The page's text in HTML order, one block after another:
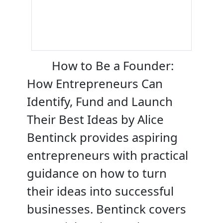
How to Be a Founder:
How Entrepreneurs Can
Identify, Fund and Launch
Their Best Ideas by Alice
Bentinck provides aspiring
entrepreneurs with practical
guidance on how to turn
their ideas into successful
businesses. Bentinck covers